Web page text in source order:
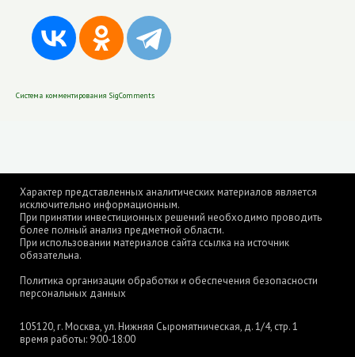
Система комментирования SigComments
Характер представленных аналитических материалов является
исключительно информационным.
При принятии инвестиционных решений необходимо проводить
более полный анализ предметной области.
При использовании материалов сайта ссылка на источник
обязательна.
Политика организации обработки и обеспечения безопасности
персональных данных
105120, г. Москва, ул. Нижняя Сыромятническая, д. 1/4, стр. 1
время работы: 9:00-18:00